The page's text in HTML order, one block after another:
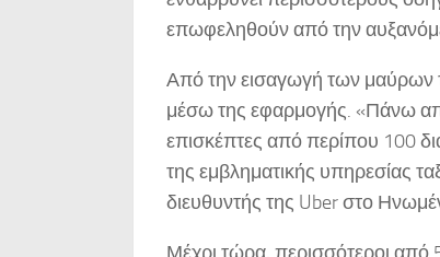
επωφεληθούν από την
Από την εισαγωγή των μαύρων
μέσω της εφαρμογής. «Πάνω
επισκέπτες από περίπου 100
της εμβληματικής υπηρεσίας
διευθυντής της Uber στο